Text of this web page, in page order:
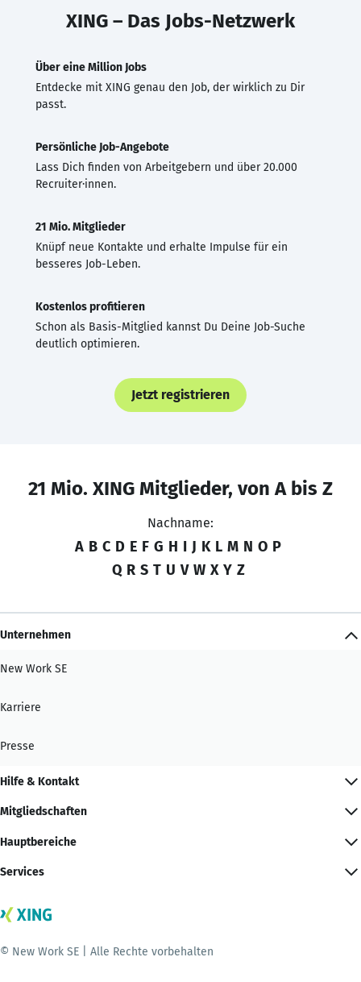
XING – Das Jobs-Netzwerk
Über eine Million Jobs
Entdecke mit XING genau den Job, der wirklich zu Dir
passt.
Persönliche Job-Angebote
Lass Dich finden von Arbeitgebern und über 20.000
Recruiter·innen.
21 Mio. Mitglieder
Knüpf neue Kontakte und erhalte Impulse für ein
besseres Job-Leben.
Kostenlos profitieren
Schon als Basis-Mitglied kannst Du Deine Job-Suche
deutlich optimieren.
Jetzt registrieren
21 Mio. XING Mitglieder, von A bis Z
Nachname:
A B C D E F G H I J K L M N O P
Q R S T U V W X Y Z
Unternehmen
New Work SE
Karriere
Presse
Hilfe & Kontakt
Mitgliedschaften
Hauptbereiche
Services
© New Work SE | Alle Rechte vorbehalten